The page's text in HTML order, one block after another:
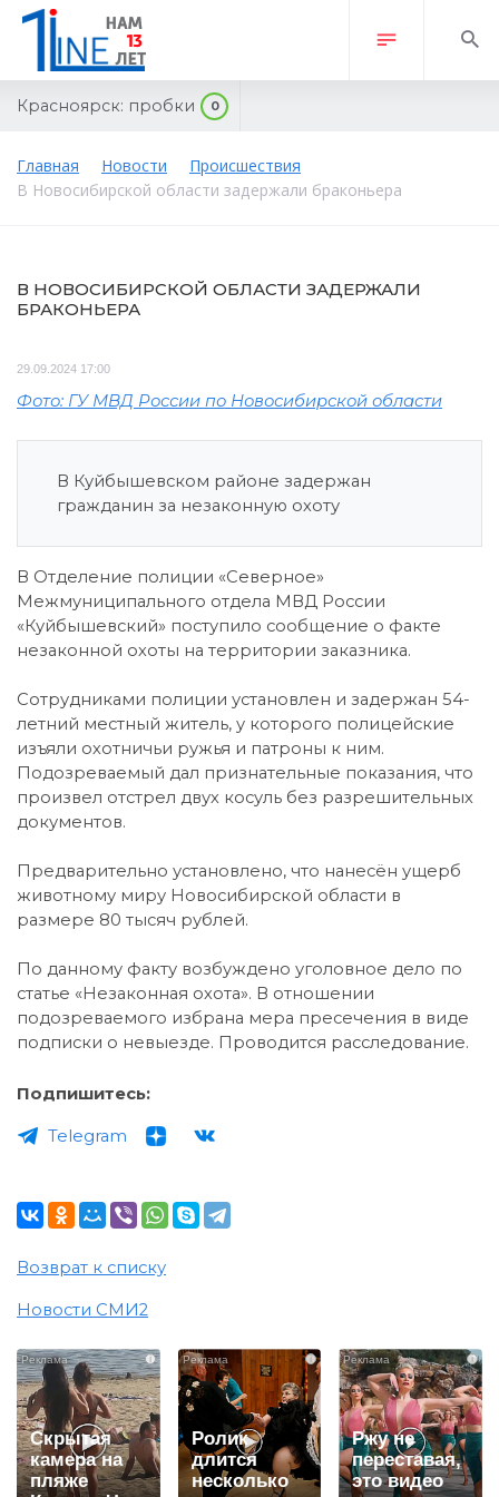
Красноярск: пробки 0
Главная Новости
Происшествия
В Новосибирской области задержали браконьера
В НОВОСИБИРСКОЙ ОБЛАСТИ ЗАДЕРЖАЛИ
БРАКОНЬЕРА
29.09.2024 17:00
Фото: ГУ МВД России по Новосибирской области
В Куйбышевском районе задержан
гражданин за незаконную охоту
В Отделение полиции «Северное»
Межмуниципального отдела МВД России
«Куйбышевский» поступило сообщение о факте
незаконной охоты на территории заказника.
Сотрудниками полиции установлен и задержан 54-
летний местный житель, у которого полицейские
изъяли охотничьи ружья и патроны к ним.
Подозреваемый дал признательные показания, что
произвел отстрел двух косуль без разрешительных
документов.
Предварительно установлено, что нанесён ущерб
животному миру Новосибирской области в
размере 80 тысяч рублей.
По данному факту возбуждено уголовное дело по
статье «Незаконная охота». В отношении
подозреваемого избрана мера пресечения в виде
подписки о невыезде. Проводится расследование.
Подпишитесь:
Telegram
Возврат к списку
Новости СМИ2
i
Скрытая
камера на
пляже
i
Ролик
длится
несколько
i
Ржу не
переставая,
это видео